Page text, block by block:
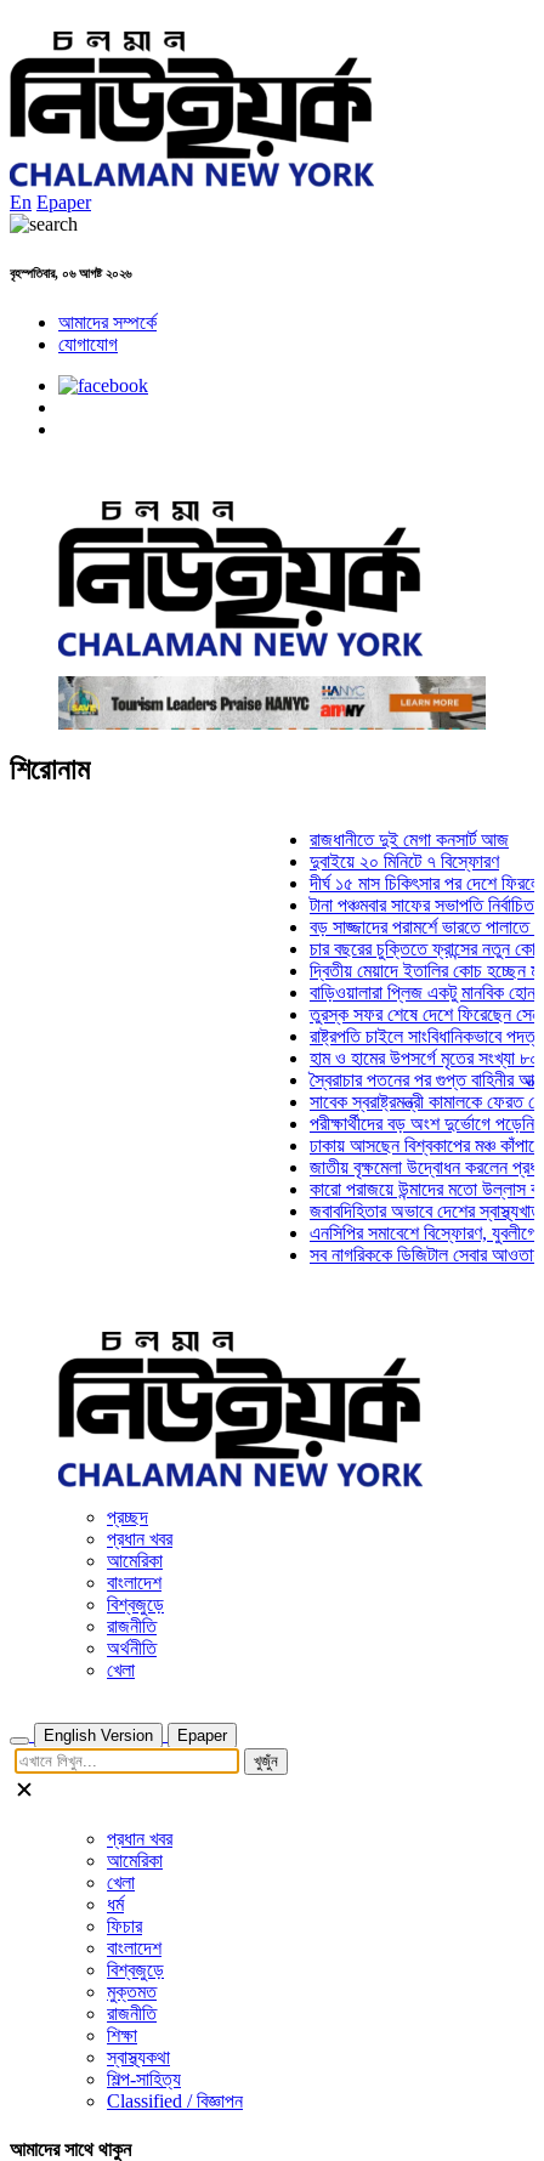
En Epaper
বৃহস্পতিবার, ০৬ আগষ্ট ২০২৬
আমাদের সম্পর্কে
যোগাযোগ
শিরোনাম
রাজধানীতে দুই মেগা কনসার্ট আজ
দুবাইয়ে ২০ মিনিটে ৭ বিস্ফোরণ
দীর্ঘ ১৫ মাস চিকিৎসার পর দেশে ফিরলেন
টানা পঞ্চমবার সাফের সভাপতি নির্বাচিত কাজী
বড় সাজ্জাদের পরামর্শে ভারতে পালাতে
চার বছরের চুক্তিতে ফ্রান্সের নতুন কোচ জিদান
দ্বিতীয় মেয়াদে ইতালির কোচ হচ্ছেন মানচিনি
বাড়িওয়ালারা প্লিজ একটু মানবিক হোন: মনিরা
তুরস্ক সফর শেষে দেশে ফিরেছেন
রাষ্ট্রপতি চাইলে সাংবিধানিকভাবে পদত্যাগ
হাম ও হামের উপসর্গে মৃতের সংখ্যা ৮০০
স্বৈরাচার পতনের পর গুপ্ত বাহিনীর
সাবেক স্বরাষ্ট্রমন্ত্রী কামালকে ফেরত চেয়ে
পরীক্ষার্থীদের বড় অংশ দুর্ভোগে পড়েনি: ড.
ঢাকায় আসছেন বিশ্বকাপের মঞ্চ কাঁপানো সেই
জাতীয় বৃক্ষমেলা উদ্বোধন করলেন প্রধানমন্ত্রী
কারো পরাজয়ে উন্মাদের মতো উল্লাস করতে
জবাবদিহিতার অভাবে দেশের স্বাস্থ্যখাত
এনসিপির সমাবেশে বিস্ফোরণ, যুবলীগের দুই
সব নাগরিককে ডিজিটাল সেবার আওতায় আনতে
প্রচ্ছদ
প্রধান খবর
আমেরিকা
বাংলাদেশ
বিশ্বজুড়ে
রাজনীতি
অর্থনীতি
খেলা
English Version
Epaper
খুজুঁন
প্রধান খবর
আমেরিকা
খেলা
ধর্ম
ফিচার
বাংলাদেশ
বিশ্বজুড়ে
মুক্তমত
রাজনীতি
শিক্ষা
স্বাস্থ্যকথা
শিল্প-সাহিত্য
Classified / বিজ্ঞাপন
আমাদের সাথে থাকুন